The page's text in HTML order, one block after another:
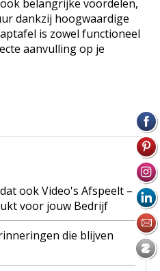
belangrijke voordelen,
dankzij hoogwaardige
is zowel functioneel
aanvulling op je
ook Video's Afspeelt –
voor jouw Bedrijf
die blijven